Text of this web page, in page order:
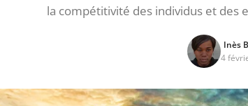
la compétitivité des individus et des
Inès
4